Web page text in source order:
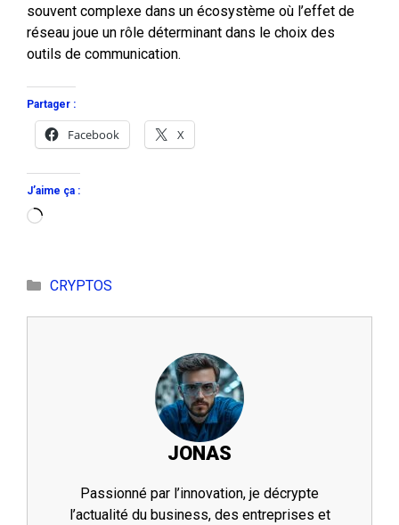
souvent complexe dans un écosystème où l’effet de
réseau joue un rôle déterminant dans le choix des
outils de communication.
Partager :
Facebook X
J’aime ça :
Chargement…
Catégories
CRYPTOS
JONAS
Passionné par l’innovation, je décrypte
l’actualité du business, des entreprises et